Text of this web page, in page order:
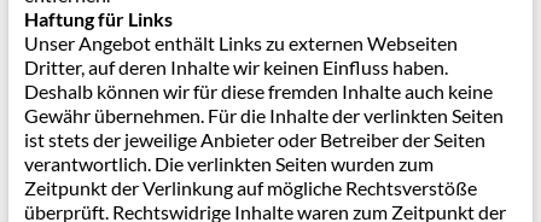
Haftung für Links
Unser Angebot enthält Links zu externen Webseiten
Dritter, auf deren Inhalte wir keinen Einfluss haben.
Deshalb können wir für diese fremden Inhalte auch keine
Gewähr übernehmen. Für die Inhalte der verlinkten Seiten
ist stets der jeweilige Anbieter oder Betreiber der Seiten
verantwortlich. Die verlinkten Seiten wurden zum
Zeitpunkt der Verlinkung auf mögliche Rechtsverstöße
überprüft. Rechtswidrige Inhalte waren zum Zeitpunkt der